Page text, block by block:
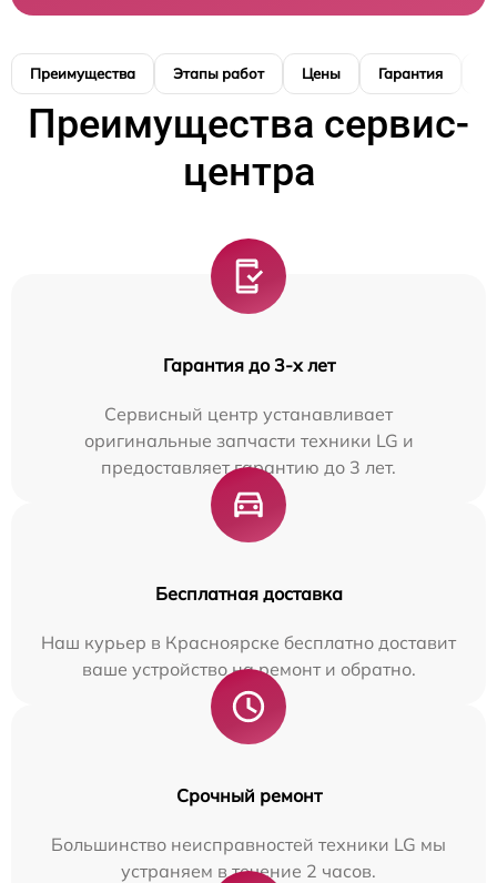
Преимущества Этапы работ Цены Гарантия
Преимущества сервис-
центра
Гарантия до 3-х лет
Сервисный центр устанавливает
оригинальные запчасти техники LG и
предоставляет гарантию до 3 лет.
Бесплатная доставка
Наш курьер в Красноярске бесплатно доставит
ваше устройство на ремонт и обратно.
Срочный ремонт
Большинство неисправностей техники LG мы
устраняем в течение 2 часов.